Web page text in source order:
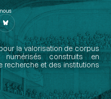
la valorisation de corpus
numérisés construits en
recherche et des institutions